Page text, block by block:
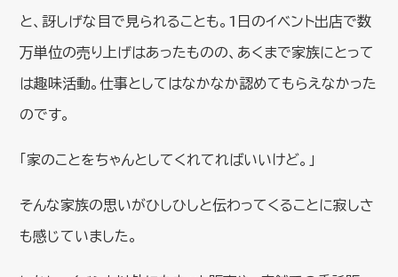
と、訝しげな目で見られることも。1日のイベント出店で数
万単位の売り上げはあったものの、あくまで家族にとって
は趣味活動。仕事としてはなかなか認めてもらえなかった
のです。
「家のことをちゃんとしてくれてればいいけど。」
そんな家族の思いがひしひしと伝わってくることに寂しさ
も感じていました。